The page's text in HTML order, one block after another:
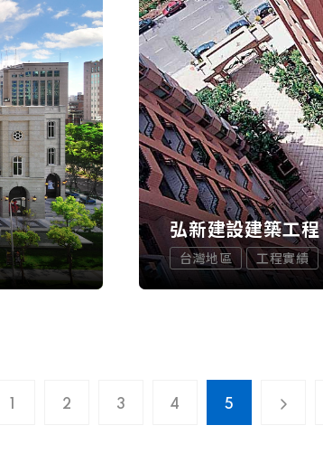
弘新建設建築工程
台灣地區 工程實績
2 3 4 5